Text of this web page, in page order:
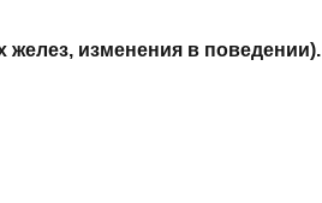
желез, изменения в поведении).